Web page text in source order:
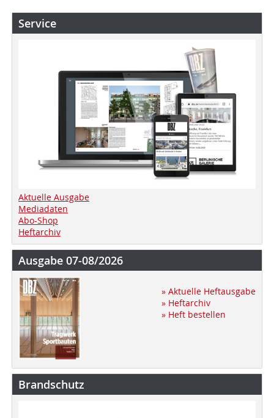
Service
Aktuelle Ausgabe
Mediadaten
Abo-Shop
Heftarchiv
Ausgabe 07-08/2026
» Aktuelle Heftausgabe
» Heftarchiv
» Heft bestellen
Brandschutz